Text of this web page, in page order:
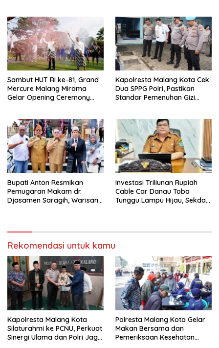
Sambut HUT RI ke-81, Grand
Mercure Malang Mirama
Gelar Opening Ceremony
Kapolresta Malang Kota Cek
Dua SPPG Polri, Pastikan
Standar Pemenuhan Gizi
Bupati Anton Resmikan
Pemugaran Makam dr.
Djasamen Saragih, Warisan
Investasi Triliunan Rupiah
Cable Car Danau Toba
Tunggu Lampu Hijau, Sekda
Rekomendasi untuk kamu
Kapolresta Malang Kota
Silaturahmi ke PCNU, Perkuat
Sinergi Ulama dan Polri Jaga
Polresta Malang Kota Gelar
Makan Bersama dan
Pemeriksaan Kesehatan